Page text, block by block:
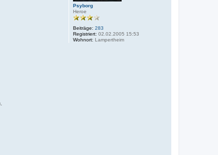
Psyborg
Heroe
Beiträge: 283
Registriert: 02.02.2005 15:53
Wohnort: Lampertheim